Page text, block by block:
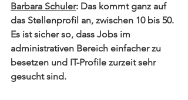
Barbara Schuler: Das kommt ganz auf
das Stellenprofil an, zwischen 10 bis 50.
Es ist sicher so, dass Jobs im
administrativen Bereich einfacher zu
besetzen und IT-Profile zurzeit sehr
gesucht sind.